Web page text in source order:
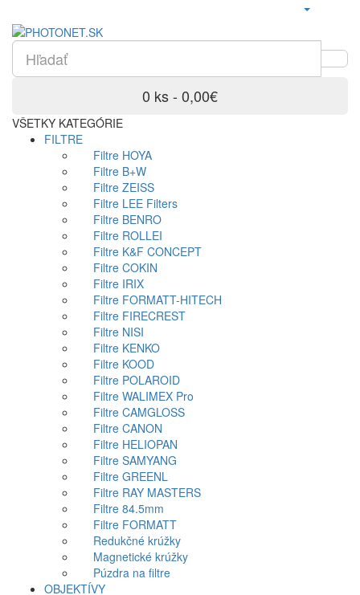
0 ks - 0,00€
VŠETKY KATEGÓRIE
FILTRE
Filtre HOYA
Filtre B+W
Filtre ZEISS
Filtre LEE Filters
Filtre BENRO
Filtre ROLLEI
Filtre K&F CONCEPT
Filtre COKIN
Filtre IRIX
Filtre FORMATT-HITECH
Filtre FIRECREST
Filtre NISI
Filtre KENKO
Filtre KOOD
Filtre POLAROID
Filtre WALIMEX Pro
Filtre CAMGLOSS
Filtre CANON
Filtre HELIOPAN
Filtre SAMYANG
Filtre GREENL
Filtre RAY MASTERS
Filtre 84.5mm
Filtre FORMATT
Redukčné krúžky
Magnetické krúžky
Púzdra na filtre
OBJEKTÍVY